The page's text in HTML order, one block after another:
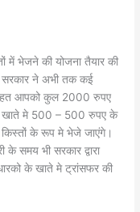
में भेजने की योजना तैयार की
सरकार ने अभी तक कई
आपको कुल 2000 रुपए
खाते मे 500 – 500 रुपए के
के रूप मे भेजे जाएंगे।
के समय भी सरकार द्वारा
के खाते मे ट्रांसफर की